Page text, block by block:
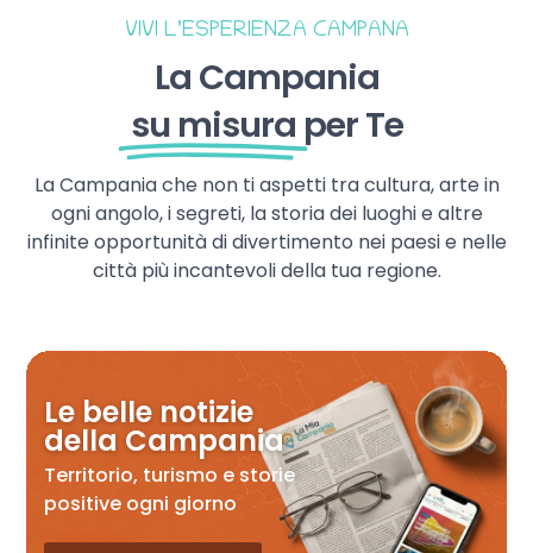
VIVI L’ESPERIENZA CAMPANA
La Campania
su misura per Te
La Campania che non ti aspetti tra cultura, arte in
ogni angolo, i segreti, la storia dei luoghi e altre
infinite opportunità di divertimento nei paesi e nelle
città più incantevoli della tua regione.
Le belle notizie
della Campania
Territorio, turismo e storie
positive ogni giorno